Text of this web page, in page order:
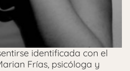
identificada con el
Frías, psicóloga y